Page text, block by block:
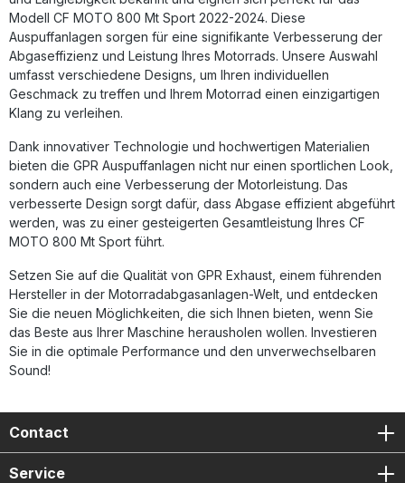
GPR Decatalizzatore (Decat Pipe) Fahrzeugspezifische
Halterungen Montagezubehör
Modell CF MOTO 800 Mt Sport 2022-2024. Diese
Auspuffanlagen sorgen für eine signifikante Verbesserung der
Abgaseffizienz und Leistung Ihres Motorrads. Unsere Auswahl
umfasst verschiedene Designs, um Ihren individuellen
Geschmack zu treffen und Ihrem Motorrad einen einzigartigen
Klang zu verleihen.
Dank innovativer Technologie und hochwertigen Materialien
bieten die GPR Auspuffanlagen nicht nur einen sportlichen Look,
sondern auch eine Verbesserung der Motorleistung. Das
verbesserte Design sorgt dafür, dass Abgase effizient abgeführt
werden, was zu einer gesteigerten Gesamtleistung Ihres CF
MOTO 800 Mt Sport führt.
Setzen Sie auf die Qualität von GPR Exhaust, einem führenden
Hersteller in der Motorradabgasanlagen-Welt, und entdecken
Sie die neuen Möglichkeiten, die sich Ihnen bieten, wenn Sie
das Beste aus Ihrer Maschine herausholen wollen. Investieren
Sie in die optimale Performance und den unverwechselbaren
Sound!
Contact
Service